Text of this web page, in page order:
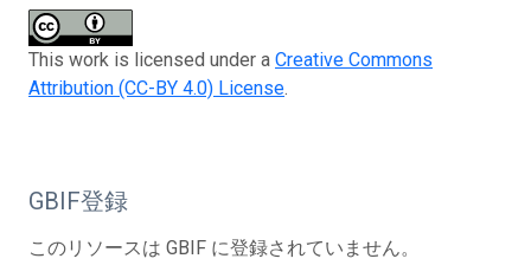
This work is licensed under a Creative Commons
Attribution (CC-BY 4.0) License.
GBIF登録
このリソースは GBIF に登録されていません。